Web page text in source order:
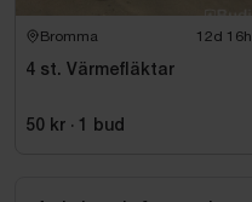
Bromma 12d 16h
4 st. Värmefläktar
50 kr · 1 bud